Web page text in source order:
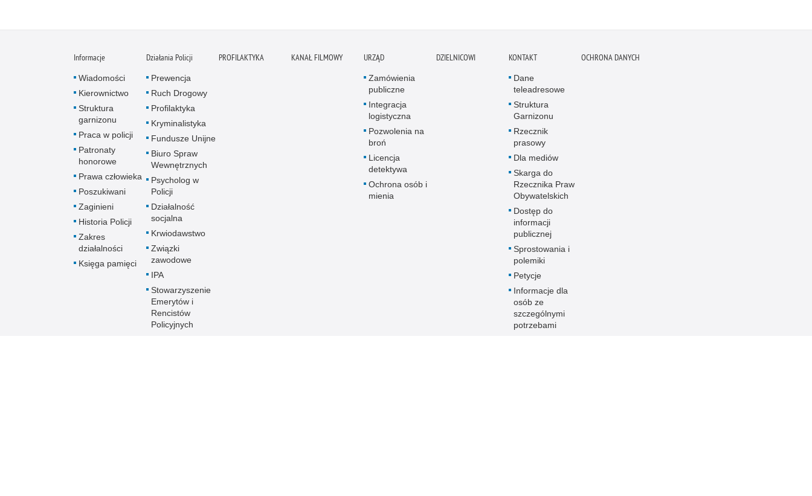
Informacje
Wiadomości
Kierownictwo
Struktura
garnizonu
Praca w policji
Patronaty
honorowe
Prawa człowieka
Poszukiwani
Zaginieni
Historia Policji
Zakres
działalności
Księga pamięci
Działania Policji
Prewencja
Ruch Drogowy
Profilaktyka
Kryminalistyka
Fundusze Unijne
Biuro Spraw
Wewnętrznych
Psycholog w
Policji
Działalność
socjalna
Krwiodawstwo
Związki
zawodowe
IPA
Stowarzyszenie
Emerytów i
Rencistów
Policyjnych
PROFILAKTYKA KANAŁ FILMOWY URZĄD
Zamówienia
publiczne
Integracja
logistyczna
Pozwolenia na
broń
Licencja
detektywa
Ochrona osób i
mienia
DZIELNICOWI KONTAKT
Dane
teleadresowe
Struktura
Garnizonu
Rzecznik
prasowy
Dla mediów
Skarga do
Rzecznika Praw
Obywatelskich
Dostęp do
informacji
publicznej
Sprostowania i
polemiki
Petycje
Informacje dla
osób ze
szczególnymi
potrzebami
OCHRONA DANYCH